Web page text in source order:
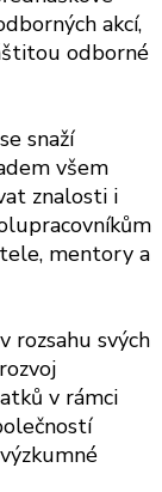
akcí,
odborné
snaží
všem
znalosti i
mentory a
rozsahu svých
v rámci